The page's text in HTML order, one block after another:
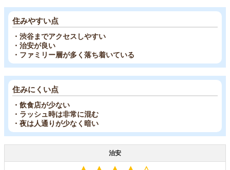
住みやすい点
・渋谷までアクセスしやすい
・治安が良い
・ファミリー層が多く落ち着いている
住みにくい点
・飲食店が少ない
・ラッシュ時は非常に混む
・夜は人通りが少なく暗い
治安